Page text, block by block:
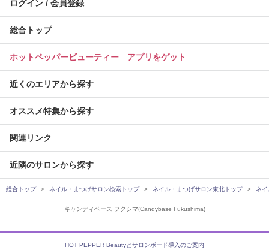
キャンディベース フクシマ(Candybase Fukushima)
ログイン / 会員登録
総合トップ
ホットペッパービューティー アプリをゲット
近くのエリアから探す
オススメ特集から探す
関連リンク
近隣のサロンから探す
総合トップ ネイル・まつげサロン検索トップ ネイル・まつげサロン東北トップ ネ
HOT PEPPER Beautyとサロンボード導入のご案内